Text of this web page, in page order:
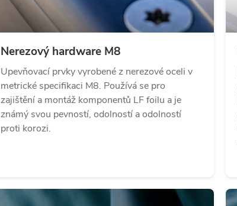
Nerezový hardware M8
Upevňovací prvky vyrobené z nerezové oceli v
metrické specifikaci M8. Používá se pro
zajištění a montáž komponentů LF foilu a je
známý svou pevností, odolností a odolností
proti korozi.